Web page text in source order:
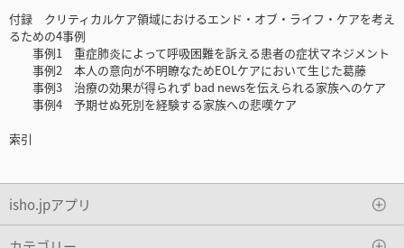
付録 クリティカルケア領域におけるエンド・オブ・ライフ・ケアを考え
るための4事例
事例1 重症肺炎によって呼吸困難を訴える患者の症状マネジメント
事例2 本人の意向が不明瞭なためEOLケアにおいて生じた葛藤
事例3 治療の効果が得られず bad newsを伝えられる家族へのケア
事例4 予期せぬ死別を経験する家族への悲嘆ケア
索引
isho.jpアプリ